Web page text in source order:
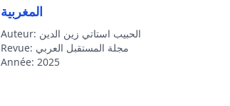
المغربية
Auteur: الحبيب استاتي زين الدين
Revue: مجلة المستقبل العربي
Année: 2025